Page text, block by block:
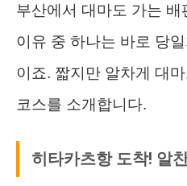
부산에서 대마도 가는
이유 중 하나는 바로 당
이죠. 짧지만 알차게 대
코스를 소개합니다.
히타카츠항 도착! 알